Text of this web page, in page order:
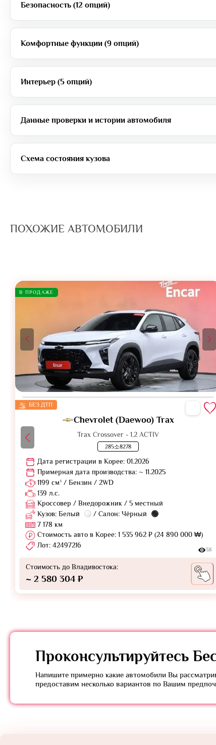
Безопасность (12 опций)
Комфортные функции (9 опций)
Интерьер (5 опций)
Данные проверки и истории автомобиля
Схема состояния кузова
ПОХОЖИЕ АВТОМОБИЛИ
В ПРОДАЖЕ
БЕЗ ДТП
Chevrolet (Daewoo) Trax
Trax Crossover - 1.2 ACTIV
285소8278
Дата регистрации в Корее: 01.2026
Примерная дата производства: ~ 11.2025
1199 см³ / Бензин / 2WD
139 л.с.
Кроссовер / Внедорожник / 5 местный
Кузов: Белый
/ Салон: Чёрный
7 178 км
Стоимость авто в Корее: 1 535 962 ₽ (24 890 000 ₩)
Лот: 42497216
38
Стоимость до Владивостока:
~ 2 580 304 ₽
Проконсультируйтесь
Напишите примерно какие автомобили Вы
предоставим несколько вариантов по Вашим